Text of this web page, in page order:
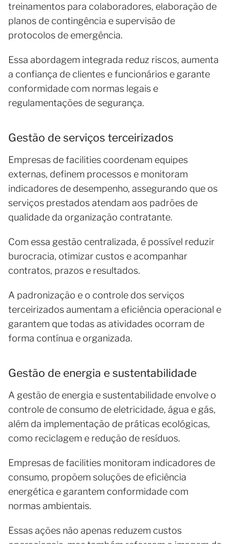
treinamentos para colaboradores, elaboração de
planos de contingência e supervisão de
protocolos de emergência.
Essa abordagem integrada reduz riscos, aumenta
a confiança de clientes e funcionários e garante
conformidade com normas legais e
regulamentações de segurança.
Gestão de serviços terceirizados
Empresas de facilities coordenam equipes
externas, definem processos e monitoram
indicadores de desempenho, assegurando que os
serviços prestados atendam aos padrões de
qualidade da organização contratante.
Com essa gestão centralizada, é possível reduzir
burocracia, otimizar custos e acompanhar
contratos, prazos e resultados.
A padronização e o controle dos serviços
terceirizados aumentam a eficiência operacional e
garantem que todas as atividades ocorram de
forma contínua e organizada.
Gestão de energia e sustentabilidade
A gestão de energia e sustentabilidade envolve o
controle de consumo de eletricidade, água e gás,
além da implementação de práticas ecológicas,
como reciclagem e redução de resíduos.
Empresas de facilities monitoram indicadores de
consumo, propõem soluções de eficiência
energética e garantem conformidade com
normas ambientais.
Essas ações não apenas reduzem custos